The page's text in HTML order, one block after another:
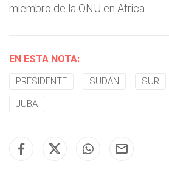
miembro de la ONU en Africa.
EN ESTA NOTA:
PRESIDENTE SUDÁN SUR
JUBA